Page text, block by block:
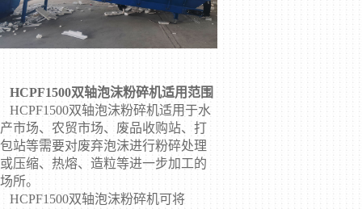
HCPF1500双轴泡沫粉碎机适用范围
HCPF1500双轴泡沫粉碎机适用于水
产市场、农贸市场、废品收购站、打
包站等需要对废弃泡沫进行粉碎处理
或压缩、热熔、造粒等进一步加工的
场所。
HCPF1500双轴泡沫粉碎机可将